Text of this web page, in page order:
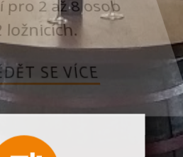
pro 2 až 8 osob
ložnicích.
SE VÍCE